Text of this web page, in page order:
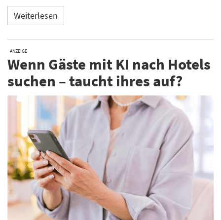
Weiterlesen
ANZEIGE
Wenn Gäste mit KI nach Hotels
suchen – taucht ihres auf?